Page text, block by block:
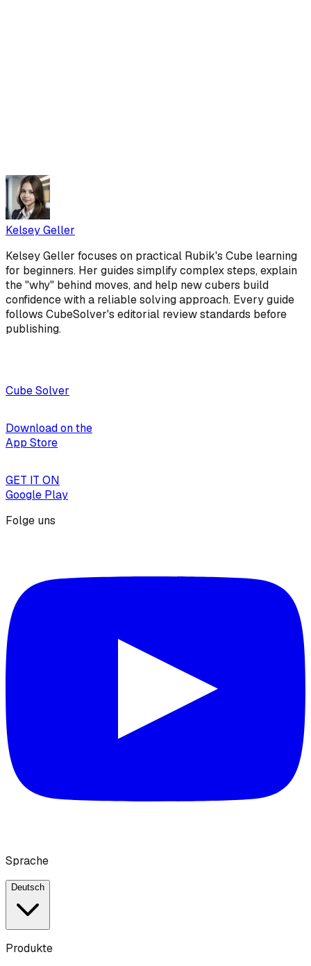
Kelsey Geller
Kelsey Geller focuses on practical Rubik's Cube learning
for beginners. Her guides simplify complex steps, explain
the "why" behind moves, and help new cubers build
confidence with a reliable solving approach. Every guide
follows CubeSolver's editorial review standards before
publishing.
Cube Solver
Download on the
App Store
GET IT ON
Google Play
Folge uns
Sprache
Deutsch
Produkte